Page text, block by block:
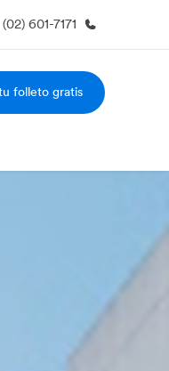
(02) 601-7171
folleto gratis